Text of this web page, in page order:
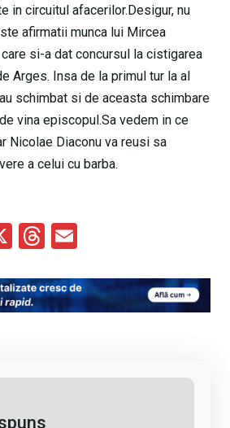
in circuitul afacerilor.Desigur, nu
afirmatii munca lui Mircea
si-a dat concursul la cistigarea
Arges. Insa de la primul tur la al
schimbat si de aceasta schimbare
vina episcopul.Sa vedem in ce
Nicolae Diaconu va reusi sa
a celui cu barba.
X
T
e
a
ail